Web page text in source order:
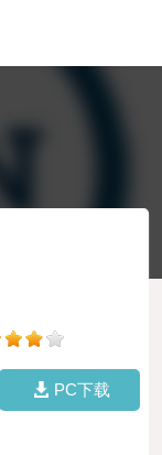
PC下载